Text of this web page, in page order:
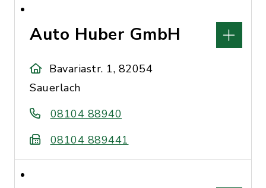
Auto Huber GmbH
Bavariastr. 1, 82054
Sauerlach
08104 88940
08104 889441